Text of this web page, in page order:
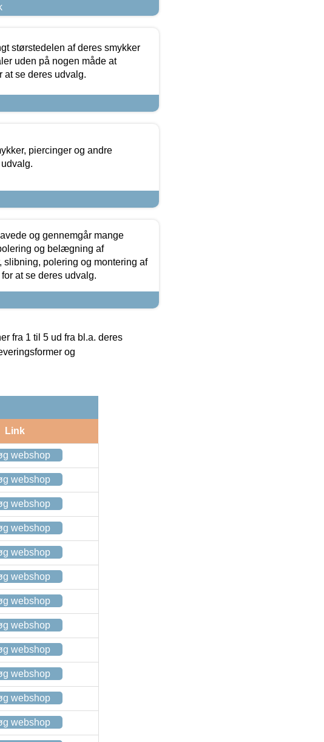
størstedelen af deres smykker
uden på nogen måde at
at se deres udvalg.
piercinger og andre
og gennemgår mange
og belægning af
polering og montering af
at se deres udvalg.
fra 1 til 5 ud fra bl.a. deres
og
Link
webshop
webshop
webshop
webshop
webshop
webshop
webshop
webshop
webshop
webshop
webshop
webshop